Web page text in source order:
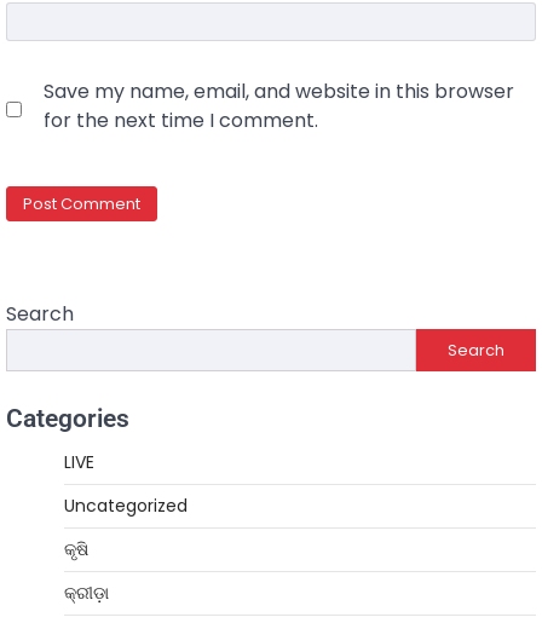
Save my name, email, and website in this browser
for the next time I comment.
Search
Search
Categories
LIVE
Uncategorized
କୃଷି
କ୍ରୀଡ଼ା